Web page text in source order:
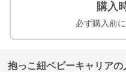
購入
必ず購入前
抱っこ紐ベビーキャリアの